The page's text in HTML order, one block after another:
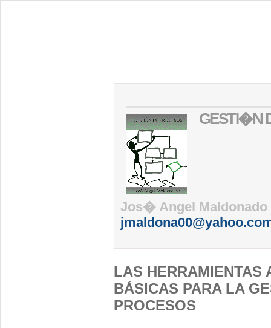
GESTI�N
Jos� Angel Maldonado
LAS HERRAMIENTAS
BÁSICAS PARA LA
PROCESOS